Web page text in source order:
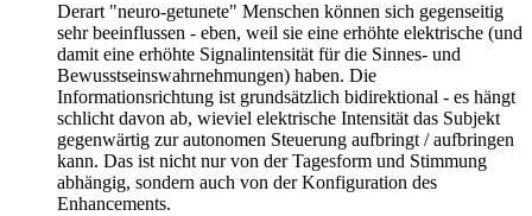
Derart "neuro-getunete" Menschen können sich gegenseitig
sehr beeinflussen - eben, weil sie eine erhöhte elektrische (und
damit eine erhöhte Signalintensität für die Sinnes- und
Bewusstseinswahrnehmungen) haben. Die
Informationsrichtung ist grundsätzlich bidirektional - es hängt
schlicht davon ab, wieviel elektrische Intensität das Subjekt
gegenwärtig zur autonomen Steuerung aufbringt / aufbringen
kann. Das ist nicht nur von der Tagesform und Stimmung
abhängig, sondern auch von der Konfiguration des
Enhancements.